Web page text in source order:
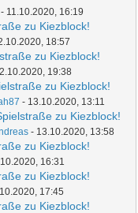
- 11.10.2020, 16:19
zu Kiezblock!
18:57
zu Kiezblock!
19:38
zu Kiezblock!
- 13.10.2020, 13:11
zu Kiezblock!
- 13.10.2020, 13:58
zu Kiezblock!
16:31
zu Kiezblock!
17:45
zu Kiezblock!